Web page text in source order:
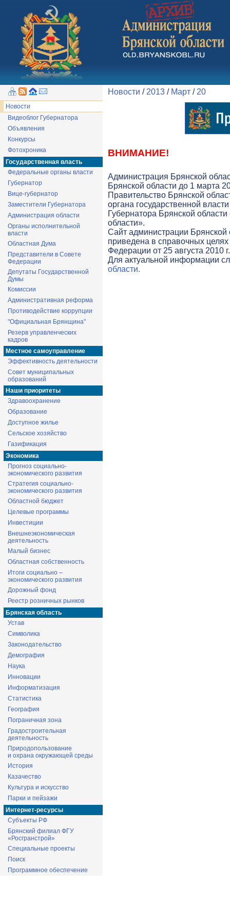
Новости
Видеоблог Губернатора
Объявления
Конкурсы
Фотохроника
Государственная власть
Федеральные органы власти
Губернатор
Вице-губернатор
Заместители Губернатора
Администрация области
Органы исполнительной
власти
Областная Дума
Представители в Совете
Федерации
Депутаты Государственной
Думы
Комиссии
Административная реформа
Противодействие коррупции
"Официальная Брянщина"
Резерв управленческих
кадров
Местное самоуправление
Эффективность деятельности
Совет муниципальных
образований
Наши приоритеты
Здравоохранение
Образование
Доступное жилье
Сельское хозяйство
Газификация
Экономика
Прогноз социально-
экономического развития
Стратегия социально-
экономического развития
Областной бюджет
Целевые программы
Инвестиции
Внешнеэкономическая
деятельность
Малый бизнес
Областная собственность
Итоги социально –
экономического развития
Дорожный фонд
Реестр розничных рынков
Брянская область
Устав
Символика
Законодательство
Демография
Наука
Инновации
Информатизация
Статистика
География
Пограничная зона
Градостроительная
деятельность
Природопользование
и охрана окружающей среды
История
Казачество
Культура и искусство
Парки и пейзажи
Интернет-ресурсы
Субъекты РФ
Брянский филиал ФГУ
«Росгранстрой»
Специальные проекты
Поиск
Программное обеспечение
Новости / 2013 / Март / 20
ВНИМАНИЕ!
Администрация Брянской
Брянской области до 1 марта
Правительство Брянской
органа государственной
Губернатора Брянской
области».
Cайт администрации
приведена в справочных целях
Федерации от 25 августа 2010
Для актуальной информации
области.